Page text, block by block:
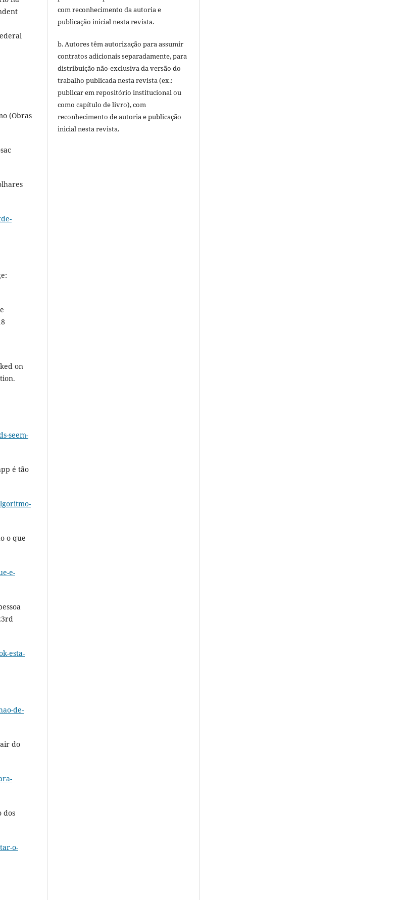
(Obras
on
seem-
é tão
o que
e-
esta-
de-
do
dos
o-
com reconhecimento da autoria e
publicação inicial nesta revista.
b. Autores têm autorização para assumir
contratos adicionais separadamente, para
distribuição não-exclusiva da versão do
trabalho publicada nesta revista (ex.:
publicar em repositório institucional ou
como capítulo de livro), com
reconhecimento de autoria e publicação
inicial nesta revista.